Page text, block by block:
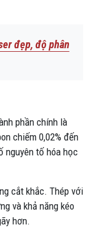
đẹp, độ phân
phần chính là
chiếm 0,02% đến
nguyên tố hóa học
cắt khắc. Thép với
và khả năng kéo
hơn.